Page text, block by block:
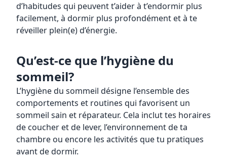
d’habitudes qui peuvent t’aider à t’endormir plus
facilement, à dormir plus profondément et à te
réveiller plein(e) d’énergie.
Qu’est-ce que l’hygiène du
sommeil?
L’hygiène du sommeil désigne l’ensemble des
comportements et routines qui favorisent un
sommeil sain et réparateur. Cela inclut tes horaires
de coucher et de lever, l’environnement de ta
chambre ou encore les activités que tu pratiques
avant de dormir.